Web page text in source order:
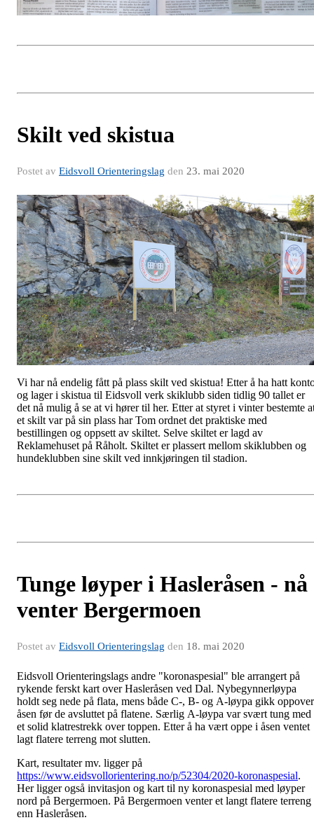
Skilt ved skistua
Postet av Eidsvoll Orienteringslag den 23. mai 2020
Vi har nå endelig fått på plass skilt ved skistua! Etter å ha hatt
og lager i skistua til Eidsvoll verk skiklubb siden tidlig 90 tallet er
det nå mulig å se at vi hører til her. Etter at styret i vinter bestemte
et skilt var på sin plass har Tom ordnet det praktiske med
bestillingen og oppsett av skiltet. Selve skiltet er lagd av
Reklamehuset på Råholt. Skiltet er plassert mellom skiklubben og
hundeklubben sine skilt ved innkjøringen til stadion.
Tunge løyper i Hasleråsen - nå
venter Bergermoen
Postet av Eidsvoll Orienteringslag den 18. mai 2020
Eidsvoll Orienteringslags andre "koronaspesial" ble arrangert på
rykende ferskt kart over Hasleråsen ved Dal. Nybegynnerløypa
holdt seg nede på flata, mens både C-, B- og A-løypa gikk
åsen før de avsluttet på flatene. Særlig A-løypa var svært tung med
et solid klatrestrekk over toppen. Etter å ha vært oppe i åsen ventet
lagt flatere terreng mot slutten.
Kart, resultater mv. ligger på
https://www.eidsvollorientering.no/p/52304/2020-koronaspesial.
Her ligger også invitasjon og kart til ny koronaspesial med løyper
nord på Bergermoen. På Bergermoen venter et langt flatere terreng
enn Hasleråsen.